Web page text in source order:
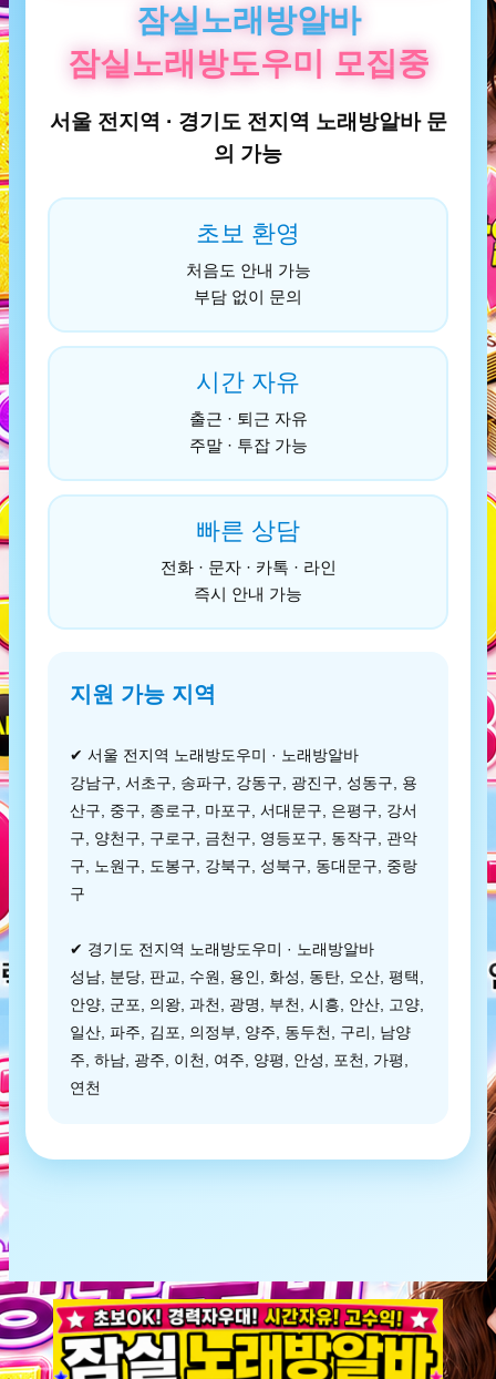
잠실노래방알바
잠실노래방도우미 모집중
서울 전지역 · 경기도 전지역 노래방알바 문
의 가능
초보 환영
처음도 안내 가능
부담 없이 문의
시간 자유
출근 · 퇴근 자유
주말 · 투잡 가능
빠른 상담
전화 · 문자 · 카톡 · 라인
즉시 안내 가능
지원 가능 지역
✔ 서울 전지역 노래방도우미 · 노래방알바
강남구, 서초구, 송파구, 강동구, 광진구, 성동구, 용
산구, 중구, 종로구, 마포구, 서대문구, 은평구, 강서
구, 양천구, 구로구, 금천구, 영등포구, 동작구, 관악
구, 노원구, 도봉구, 강북구, 성북구, 동대문구, 중랑
구
✔ 경기도 전지역 노래방도우미 · 노래방알바
성남, 분당, 판교, 수원, 용인, 화성, 동탄, 오산, 평택,
안양, 군포, 의왕, 과천, 광명, 부천, 시흥, 안산, 고양,
일산, 파주, 김포, 의정부, 양주, 동두천, 구리, 남양
주, 하남, 광주, 이천, 여주, 양평, 안성, 포천, 가평,
연천